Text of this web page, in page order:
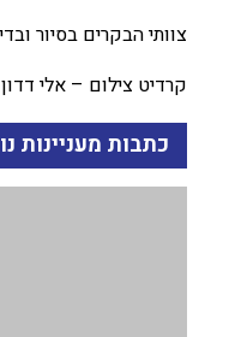
צוותי הבקרים בסיור
קרדיט צילום – אלי דדון
כתבות מעניינות